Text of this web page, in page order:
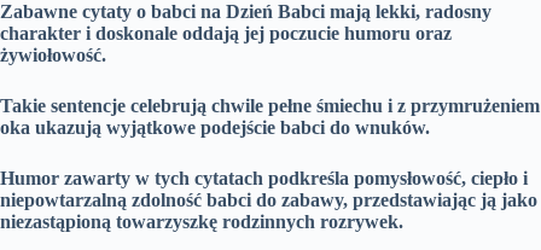
Zabawne cytaty o babci na Dzień Babci mają lekki, radosny
charakter i doskonale oddają jej poczucie humoru oraz
żywiołowość.
Takie sentencje celebrują chwile pełne śmiechu i z przymrużeniem
oka ukazują wyjątkowe podejście babci do wnuków.
Humor zawarty w tych cytatach podkreśla pomysłowość, ciepło i
niepowtarzalną zdolność babci do zabawy, przedstawiając ją jako
niezastąpioną towarzyszkę rodzinnych rozrywek.